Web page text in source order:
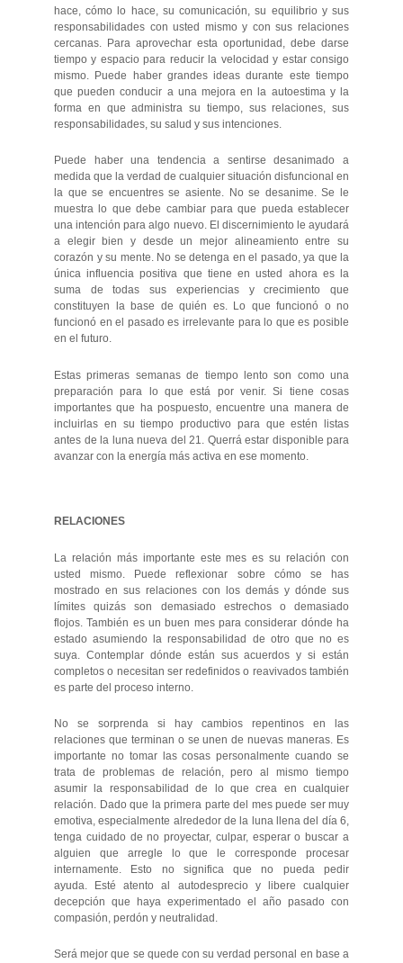
hace, cómo lo hace, su comunicación, su equilibrio y sus
responsabilidades con usted mismo y con sus relaciones
cercanas. Para aprovechar esta oportunidad, debe darse
tiempo y espacio para reducir la velocidad y estar consigo
mismo. Puede haber grandes ideas durante este tiempo
que pueden conducir a una mejora en la autoestima y la
forma en que administra su tiempo, sus relaciones, sus
responsabilidades, su salud y sus intenciones.
Puede haber una tendencia a sentirse desanimado a
medida que la verdad de cualquier situación disfuncional en
la que se encuentres se asiente. No se desanime. Se le
muestra lo que debe cambiar para que pueda establecer
una intención para algo nuevo. El discernimiento le ayudará
a elegir bien y desde un mejor alineamiento entre su
corazón y su mente. No se detenga en el pasado, ya que la
única influencia positiva que tiene en usted ahora es la
suma de todas sus experiencias y crecimiento que
constituyen la base de quién es. Lo que funcionó o no
funcionó en el pasado es irrelevante para lo que es posible
en el futuro.
Estas primeras semanas de tiempo lento son como una
preparación para lo que está por venir. Si tiene cosas
importantes que ha pospuesto, encuentre una manera de
incluirlas en su tiempo productivo para que estén listas
antes de la luna nueva del 21. Querrá estar disponible para
avanzar con la energía más activa en ese momento.
RELACIONES
La relación más importante este mes es su relación con
usted mismo. Puede reflexionar sobre cómo se has
mostrado en sus relaciones con los demás y dónde sus
límites quizás son demasiado estrechos o demasiado
flojos. También es un buen mes para considerar dónde ha
estado asumiendo la responsabilidad de otro que no es
suya. Contemplar dónde están sus acuerdos y si están
completos o necesitan ser redefinidos o reavivados también
es parte del proceso interno.
No se sorprenda si hay cambios repentinos en las
relaciones que terminan o se unen de nuevas maneras. Es
importante no tomar las cosas personalmente cuando se
trata de problemas de relación, pero al mismo tiempo
asumir la responsabilidad de lo que crea en cualquier
relación. Dado que la primera parte del mes puede ser muy
emotiva, especialmente alrededor de la luna llena del día 6,
tenga cuidado de no proyectar, culpar, esperar o buscar a
alguien que arregle lo que le corresponde procesar
internamente. Esto no significa que no pueda pedir
ayuda. Esté atento al autodesprecio y libere cualquier
decepción que haya experimentado el año pasado con
compasión, perdón y neutralidad.
Será mejor que se quede con su verdad personal en base a